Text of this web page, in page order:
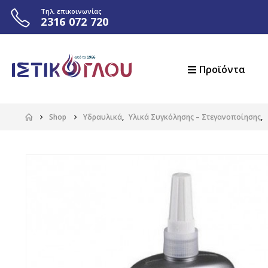
Τηλ. επικοινωνίας
2316 072 720
Προϊόντα
Shop Υδραυλικά, Υλικά Συγκόλησης – Στεγανοποίησης,